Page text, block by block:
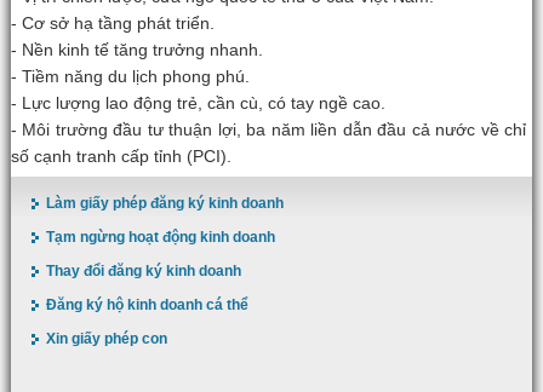
- Cơ sở hạ tầng phát triển.
- Nền kinh tế tăng trưởng nhanh.
- Tiềm năng du lịch phong phú.
- Lực lượng lao động trẻ, cần cù, có tay ngề cao.
- Môi trường đầu tư thuận lợi, ba năm liền dẫn đầu cả nước về chỉ
số cạnh tranh cấp tỉnh (PCI).
Làm giấy phép đăng ký kinh doanh
Tạm ngừng hoạt động kinh doanh
Thay đổi đăng ký kinh doanh
Đăng ký hộ kinh doanh cá thể
Xin giấy phép con